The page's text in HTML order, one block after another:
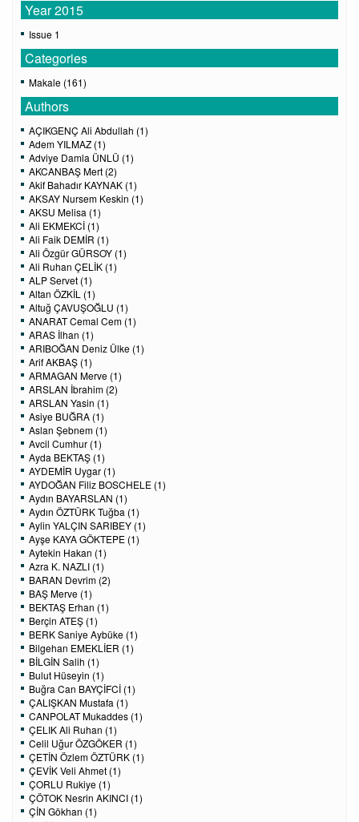
Year 2015
Issue 1
Categories
Makale (161)
Authors
AÇIKGENÇ Ali Abdullah (1)
Adem YILMAZ (1)
Adviye Damla ÜNLÜ (1)
AKCANBAŞ Mert (2)
Akif Bahadır KAYNAK (1)
AKSAY Nursem Keskin (1)
AKSU Melisa (1)
Ali EKMEKCİ (1)
Ali Faik DEMİR (1)
Ali Özgür GÜRSOY (1)
Ali Ruhan ÇELİK (1)
ALP Servet (1)
Altan ÖZKİL (1)
Altuğ ÇAVUŞOĞLU (1)
ANARAT Cemal Cem (1)
ARAS İlhan (1)
ARIBOĞAN Deniz Ülke (1)
Arif AKBAŞ (1)
ARMAGAN Merve (1)
ARSLAN İbrahim (2)
ARSLAN Yasin (1)
Asiye BUĞRA (1)
Aslan Şebnem (1)
Avcil Cumhur (1)
Ayda BEKTAŞ (1)
AYDEMİR Uygar (1)
AYDOĞAN Filiz BOSCHELE (1)
Aydın BAYARSLAN (1)
Aydın ÖZTÜRK Tuğba (1)
Aylin YALÇIN SARIBEY (1)
Ayşe KAYA GÖKTEPE (1)
Aytekin Hakan (1)
Azra K. NAZLI (1)
BARAN Devrim (2)
BAŞ Merve (1)
BEKTAŞ Erhan (1)
Berçin ATEŞ (1)
BERK Saniye Aybüke (1)
Bilgehan EMEKLİER (1)
BİLGİN Salih (1)
Bulut Hüseyin (1)
Buğra Can BAYÇİFCİ (1)
ÇALIŞKAN Mustafa (1)
CANPOLAT Mukaddes (1)
ÇELIK Ali Ruhan (1)
Celil Uğur ÖZGÖKER (1)
ÇETİN Özlem ÖZTÜRK (1)
ÇEVİK Veli Ahmet (1)
ÇORLU Rukiye (1)
ÇÖTOK Nesrin AKINCI (1)
ÇİN Gökhan (1)